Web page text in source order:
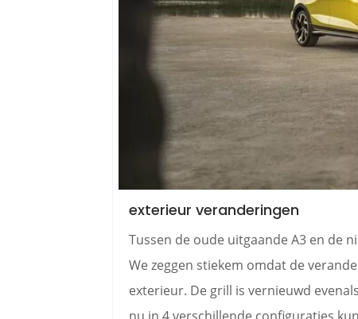
exterieur veranderingen
Tussen de oude uitgaande A3 en de
We zeggen stiekem omdat de
exterieur. De grill is vernieuwd